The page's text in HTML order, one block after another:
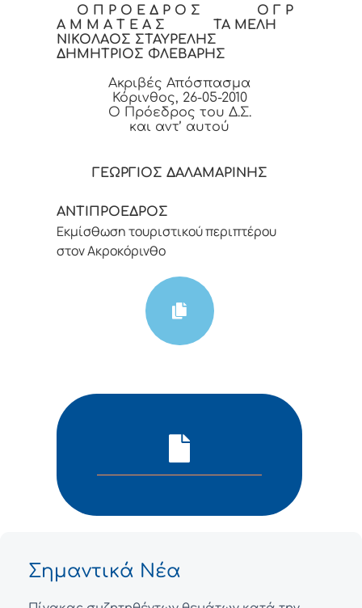
Ο Π Ρ Ο Ε Δ Ρ Ο Σ Ο Γ Ρ
Α Μ Μ Α Τ Ε Α Σ ΤΑ ΜΕΛΗ
ΝΙΚΟΛΑΟΣ ΣΤΑΥΡΕΛΗΣ
ΔΗΜΗΤΡΙΟΣ ΦΛΕΒΑΡΗΣ
Ακριβές Απόσπασμα
Κόρινθος, 26-05-2010
Ο Πρόεδρος του Δ.Σ.
και αντ’ αυτού
ΓΕΩΡΓΙΟΣ ΔΑΛΑΜΑΡΙΝΗΣ
ΑΝΤΙΠΡΟΕΔΡΟΣ
Εκμίσθωση τουριστικού περιπτέρου
στον Ακροκόρινθο
Σημαντικά Νέα